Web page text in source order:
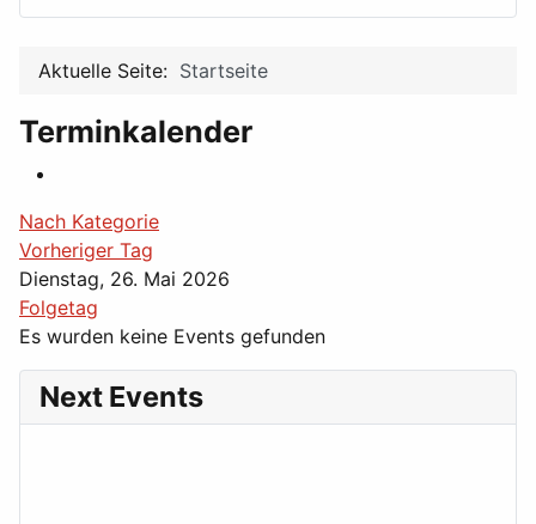
Aktuelle Seite: Startseite
Terminkalender
Nach Kategorie
Vorheriger Tag
Dienstag, 26. Mai 2026
Folgetag
Es wurden keine Events gefunden
Next Events